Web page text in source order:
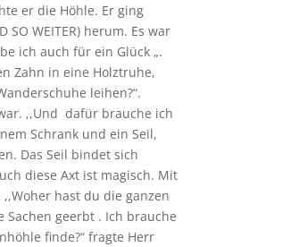
er die Höhle. Er ging
WEITER) herum. Es war
ich auch für ein Glück „.
Zahn in eine Holztruhe,
leihen?“.
,,Und dafür brauche ich
Schrank und ein Seil,
Das Seil bindet sich
diese Axt ist magisch. Mit
hast du die ganzen
Sachen geerbt . Ich brauche
finde?“ fragte Herr